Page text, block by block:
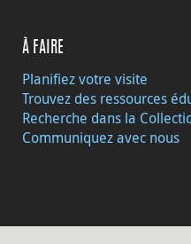
À FAIRE
Planifiez votre visite
Trouvez des ressources
Recherche dans la
Communiquez avec nous